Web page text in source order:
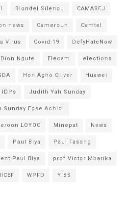
Blondel Silenou CAMASEJ
news Cameroun Camtel
Virus Covid-19 DefyHateNow
Dion Ngute Elecam elections
Hon Agho Oliver Huawei
IDPs Judith Yah Sunday
Sunday Epse Achidi
LOYOC Minepat News
Paul Biya Paul Tasong
Paul Biya prof Victor Mbarika
WPFD YIBS